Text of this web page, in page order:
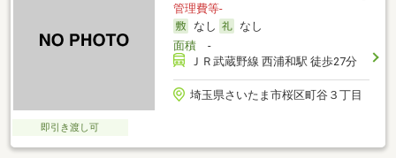
管理費等-
なし
なし
面積-
ＪＲ武蔵野線 西浦和駅 徒歩27分
埼玉県さいたま市桜区町谷３丁目
即引き渡し可